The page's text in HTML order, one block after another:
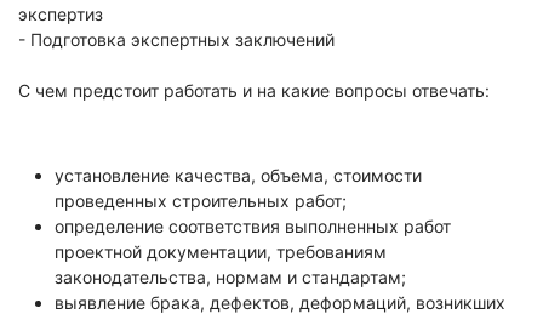
экспертиз
- Подготовка экспертных заключений
С чем предстоит работать и на какие вопросы отвечать:
установление качества, объема, стоимости
проведенных строительных работ;
определение соответствия выполненных работ
проектной документации, требованиям
законодательства, нормам и стандартам;
выявление брака, дефектов, деформаций, возникших